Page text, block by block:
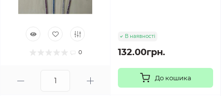
0
В наявності
132.00грн.
До кошика